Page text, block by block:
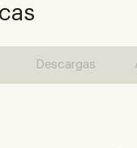
Descargas